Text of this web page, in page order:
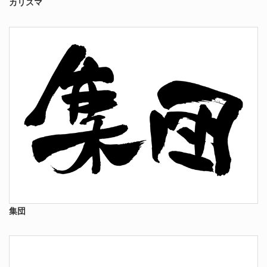
カリスマ
集団